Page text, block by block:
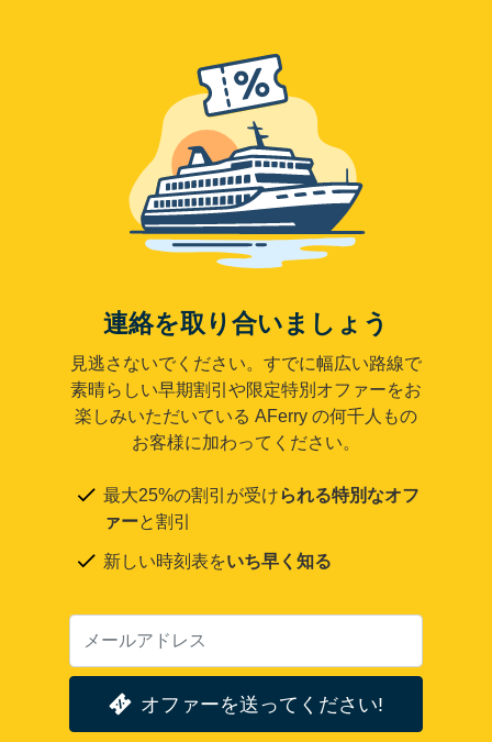
連絡を取り合いましょう
見逃さないでください。すでに幅広い路線で
素晴らしい早期割引や限定特別オファーをお
楽しみいただいている AFerry の何千人もの
お客様に加わってください。
最大25%の割引が受けられる特別なオフ
ァーと割引
新しい時刻表をいち早く知る
オファーを送ってください!